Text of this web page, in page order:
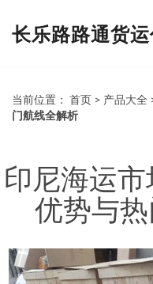
长乐路路通货
当前位置： 首页 > 产品大全
门航线全解析
印尼海运
优势与